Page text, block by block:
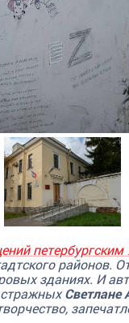
районов.
зданиях. И
Светлане